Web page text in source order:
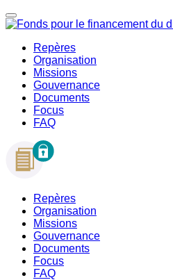
Repères
Organisation
Missions
Gouvernance
Documents
Focus
FAQ
Repères
Organisation
Missions
Gouvernance
Documents
Focus
FAQ